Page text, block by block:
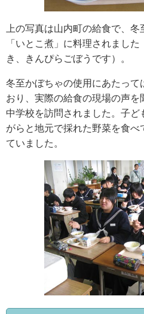
上の写真は山内町の給食で、
「いとこ煮」に料理されまし
き、きんぴらごぼうです）。
冬至かぼちゃの使用にあたって
おり、実際の給食の現場の声
中学校を訪問されました。子ど
がらと地元で採れた野菜を食べ
ていました。